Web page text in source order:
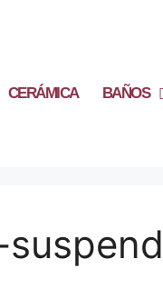
CERÁMICA BAÑOS